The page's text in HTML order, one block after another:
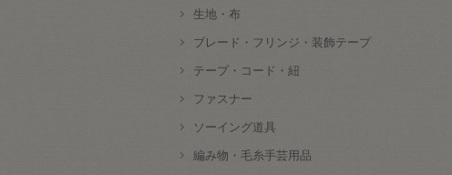
生地・布
ブレード・フリンジ・装飾テープ
テープ・コード・紐
ファスナー
ソーイング道具
編み物・毛糸手芸用品